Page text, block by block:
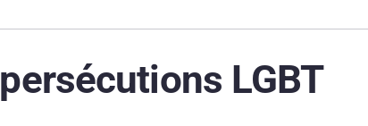
persécutions LGBT